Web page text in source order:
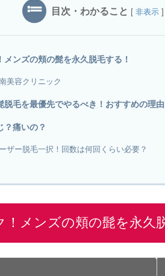
目次・わかること [ 非表示 ]
ンズの頬の髭を永久脱毛する！
美容クリニック
脱毛を最優先でやるべき！おすすめの理由
？痛いの？
ザー脱毛一択！回数は何回くらい必要？
メンズの頬の髭を永久